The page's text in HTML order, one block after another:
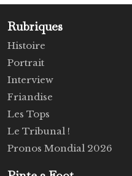
Rubriques
Histoire
Portrait
Interview
Friandise
Les Tops
Le Tribunal !
Pronos Mondial 2026